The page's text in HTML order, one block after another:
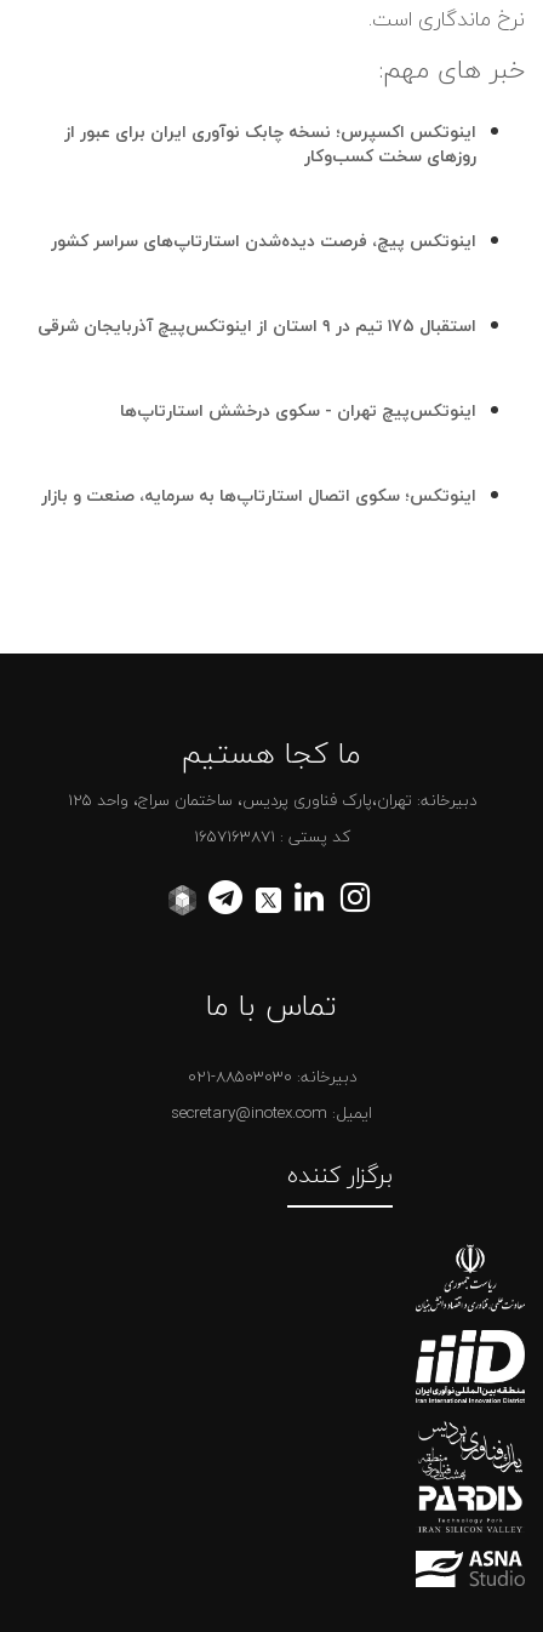
نرخ ماندگاری است.
خبر های مهم:
اینوتکس اکسپرس؛ نسخه چابک نوآوری ایران برای عبور از
روزهای سخت کسب‌وکار
اینوتکس پیچ، فرصت دیده‌شدن استارتاپ‌های سراسر کشور
استقبال ۱۷۵ تیم در ۹ استان از اینوتکس‌پیچ آذربایجان شرقی
اینوتکس‌پیچ تهران - سکوی درخشش استارتاپ‌ها
اینوتکس؛ سکوی اتصال استارتاپ‌ها به سرمایه، صنعت و بازار
ما کجا هستیم
دبیرخانه: تهران،پارک فناوری پردیس، ساختمان سراج، واحد 125
کد پستی : 1657163871
تماس با ما
دبیرخانه: 021-88503030
ایمیل: secretary@inotex.com
برگزار کننده